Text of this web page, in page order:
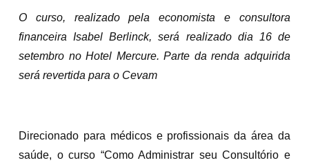
O curso, realizado pela economista e consultora
financeira Isabel Berlinck, será realizado dia 16 de
setembro no Hotel Mercure. Parte da renda adquirida
será revertida para o Cevam
Direcionado para médicos e profissionais da área da
saúde, o curso “Como Administrar seu Consultório e